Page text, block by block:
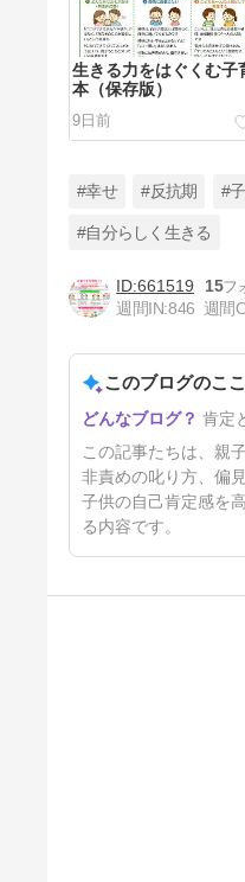
生きる力をはぐくむ子
本（保存版）
9日前
子育て通信77）入園の
いても大丈夫
#幸せ #反抗期 #
#自分らしく生きる
661519
15
週間IN:846 週間
このブログのこ
肯定
この記事たちは、親
非責めの叱り方、偏
子供の自己肯定感を
る内容です。